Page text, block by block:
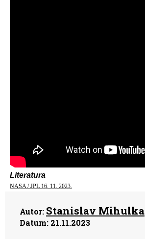
Literatura
NASA / JPL 16. 11. 2023.
Autor: Stanislav Mihulka
Datum: 21.11.2023